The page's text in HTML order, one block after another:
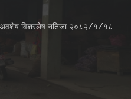
अवशेष विशरलेष नतिजा २०८२/१/१८